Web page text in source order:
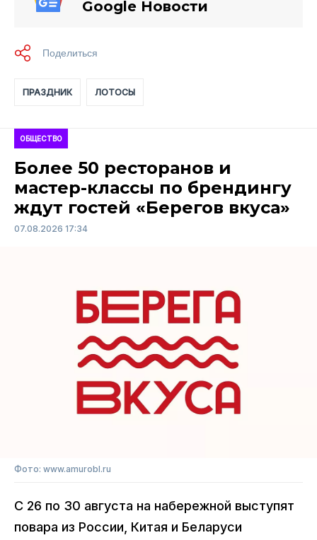
Google Новости
ПРАЗДНИК ЛОТОСЫ
ОБЩЕСТВО
Более 50 ресторанов и
мастер-классы по брендингу
ждут гостей «Берегов вкуса»
07.08.2026 17:34
Фото: www.amurobl.ru
С 26 по 30 августа на набережной выступят
повара из России, Китая и Беларуси